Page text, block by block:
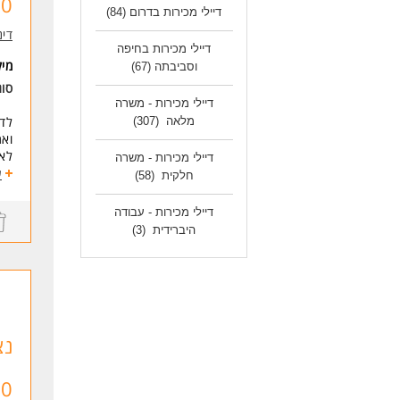
דיילי מכירות בדרום (84)
דיילי מכירות בחיפה
וסביבתה (67)
דיילי מכירות - משרה
מלאה (307)
דיילי מכירות - משרה
חלקית (58)
דיילי מכירות - עבודה
היברידית (3)
לאחר 6 חודשי עבודה